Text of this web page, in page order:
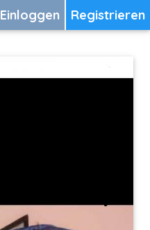
Registrieren
Einloggen